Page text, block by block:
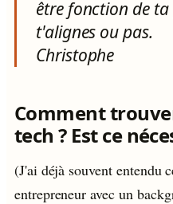
être fonction de
t'alignes ou pas.
Christophe
Comment
tech ? Est ce
(J'ai déjà souvent entendu
entrepreneur avec un